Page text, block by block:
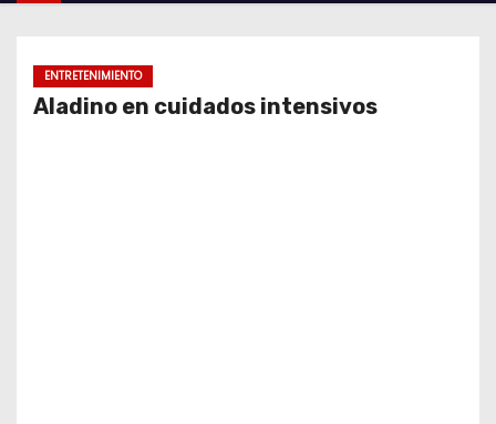
ENTRETENIMIENTO
Aladino en cuidados intensivos